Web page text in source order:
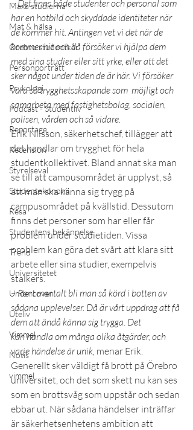
Maxa studierna
Mat & hälsa
Örebro studentkår
Personporträtt
Psykologi
Podcast - Studentliv
Reportage
Recension
Styrelseval
Studentekonomi
Resa
Studentens bekännelse
Trend
Universitetet
Undercover
Uteliv
Vimmel
Notis
vimmel
– Det finns både studenter och personal som
har en hotbild och skyddade identiteter när
de kommer hit. Antingen vet vi det när de
kommer hit och då försöker vi hjälpa dem
med sina studier eller sitt yrke, eller att det
sker något under tiden de är här. Vi försöker
vara så trygghetsskapande som  möjligt och
samarbeta med fastighetsbolag, socialen,
polisen, vården och så vidare.
Erik Nilsson, säkerhetschef, tillägger att
det handlar om trygghet för hela
studentkollektivet. Bland annat ska man
se till att campusområdet är upplyst, så
att man ska känna sig trygg på
campusområdet på kvällstid. Dessutom
finns det personer som har eller får
problem under studietiden. Vissa
problem kan göra det svårt att klara sitt
arbete eller sina studier, exempelvis
stalkers.
– Rent mentalt bli man så körd i botten av
sådana upplevelser. Då är vårt uppdrag att få
dem att ändå känna sig trygga. Det
kan handla om många olika åtgärder, och
varje händelse är unik, menar Erik.
Generellt sker väldigt få brott på Örebro
universitet, och det som skett nu kan ses
som en brottsvåg som uppstår och sedan
ebbar ut. När sådana händelser inträffar
är säkerhetsenhetens ambition att